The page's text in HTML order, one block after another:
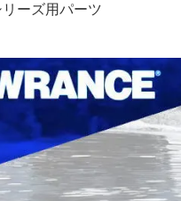
ーズ用パーツ